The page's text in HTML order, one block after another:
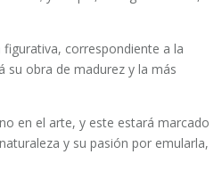
correspondiente a la
su obra de madurez y la más
en el arte, y este estará marcado
y su pasión por emularla,